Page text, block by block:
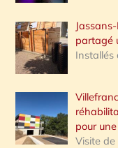
partagé
Installés
pour
Visite